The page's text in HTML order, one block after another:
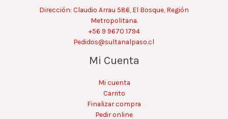
Dirección: Claudio Arrau 586, El Bosque, Región
Metropolitana.
+56 9 9670 1794
Pedidos@sultanalpaso.cl
Mi Cuenta
Mi cuenta
Carrito
Finalizar compra
Pedir online